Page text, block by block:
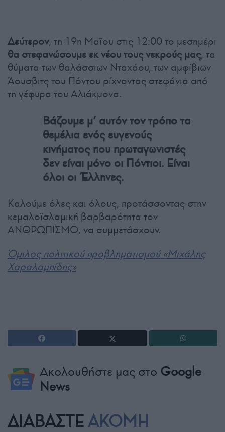
Δεύτερον, τη 19η Μαΐου στις 12:00 το μεσημέρι
θα στεφανώσουμε εκ νέου τους νεκρούς μας, τα
θύματα των θαλάσσιων Νταχάου, των αμφίβιων
Άουσβιτς του Πόντου ρίχνοντας στεφάνια από
τη γέφυρα του Αλιάκμονα.
Βάζουμε μ’ αυτόν τον τρόπο τα
θεμέλια ενός ευγενούς
κινήματος που πρωταγωνιστές
δεν είναι μόνο οι Πόντιοι. Είναι
όλοι οι Έλληνες.
Καλούμε όλες και όλους, προτάσσοντας στην
κεμαλοϊσλαμική βαρβαρότητα τον
ΑΝΘΡΩΠΙΣΜΟ, να συμμετάσχουν.
Όμιλος πολιτικού προβληματισμού «Μιχάλης
Χαραλαμπίδης»
Ακολουθήστε μας στο Google
News
ΔΙΑΒΑΣΤΕ ΑΚΟΜΗ